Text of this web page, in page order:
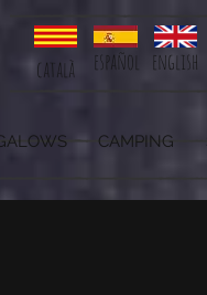
español english
català
CAMPING